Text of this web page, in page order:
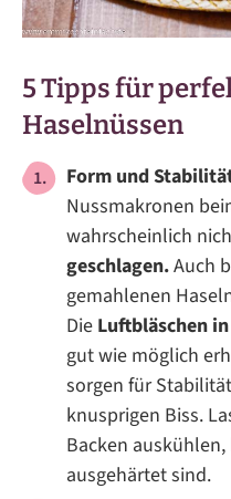
5 Tipps für
Haselnüssen
Form und
Nussmakronen
wahrscheinlich
geschlagen.Auch
gemahlenen
Die Luftbläschen
gut wie möglich
sorgen für
knusprigen Biss.
Backen
ausgehärtet sind.